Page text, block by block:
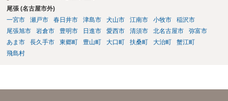
尾張 (名古屋市外)
一宮市
瀬戸市 春日井市 津島市 犬山市 江南市 小牧市
稲沢市
尾張旭市
岩倉市 豊明市 日進市 愛西市 清須市 北名古屋市
弥富市
あま市
長久手市 東郷町 豊山町 大口町 扶桑町 大治町
蟹江町
飛島村